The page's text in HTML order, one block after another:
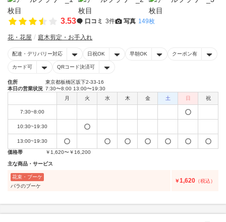
3.53 口コミ 3件 写真 149枚
花・花屋 庭木剪定・お手入れ
配達・デリバリー対応 日祝OK 早朝OK クーポン有
カード可 QRコード決済可
住所
東京都板橋区坂下2-33-16
本日の営業状況 7:30〜8:00 13:00〜19:30
月
火 水 木 金 土 日 祝
7:30~8:00
10:30~19:30
13:00~19:30
価格帯
￥1,620〜￥16,200
主な商品・サービス
花束・ブーケ
バラのブーケ
￥1,620 （税込）